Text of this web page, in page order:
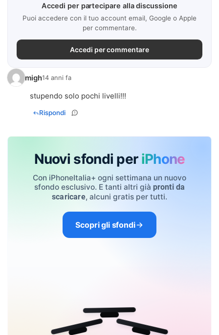
Accedi per partecipare alla discussione
Puoi accedere con il tuo account email, Google o Apple
per commentare.
Accedi per commentare
migh14 anni fa
stupendo solo pochi livelli!!!
Rispondi
Nuovi sfondi per iPhone
Con iPhoneItalia+ ogni settimana un nuovo
sfondo esclusivo. E tanti altri già pronti da
scaricare, alcuni gratis per tutti.
Scopri gli sfondi